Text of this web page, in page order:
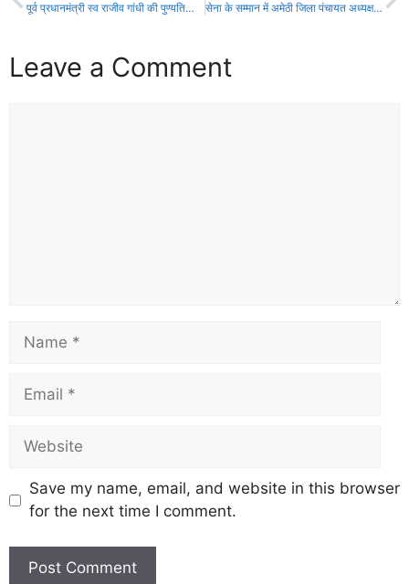
पूर्व प्रधानमंत्री स्व राजीव गांधी की पुण्यतिथि पर अमेठी में आयोजित हुए विभिन्न कार्यक्रम सेना के सम्मान में अमेठी जिला पंचायत अध्यक्ष की अगुवाई में निकाली गई भव्य तिरंगा यात्रा
Leave a Comment
Save my name, email, and website in this browser
for the next time I comment.